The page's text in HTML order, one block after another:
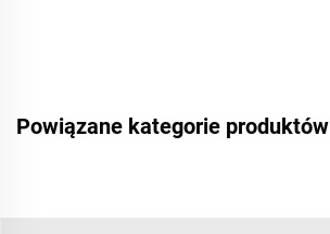
Powiązane kategorie produktów